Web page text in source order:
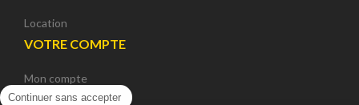
Location
VOTRE COMPTE
Mon compte
Continuer sans accepter